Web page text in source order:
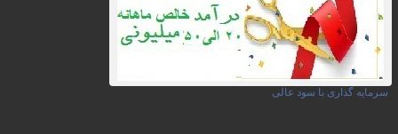
سرمایه گذاری با سود عالی